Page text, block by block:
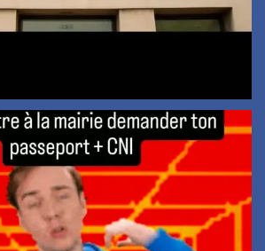
Ah cette Naturalisation
!
...
2 0